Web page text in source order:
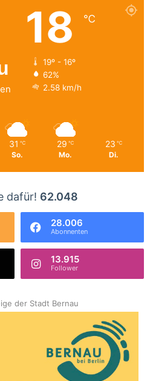
18 ℃
19º - 16º
62%
2.58 km/h
31 ℃
So.
29 ℃
Mo.
23 ℃
Di.
dafür! 62.048
28.006
Abonnenten
13.915
Follower
der Stadt Bernau